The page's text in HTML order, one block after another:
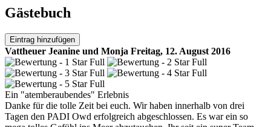
Gästebuch
Eintrag hinzufügen
Vattheuer Jeanine und Monja Freitag, 12. August 2016
Ein "atemberaubendes" Erlebnis
Danke für die tolle Zeit bei euch. Wir haben innerhalb von drei
Tagen den PADI Owd erfolgreich abgeschlossen. Es war ein so